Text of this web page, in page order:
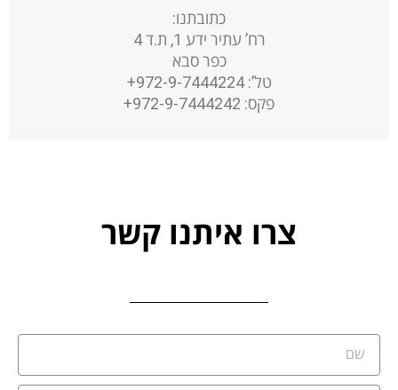
כתובתנו:
רח’ עתיר ידע 1, ת.ד 4
כפר סבא
טל’: 972-9-7444224+
פקס: 972-9-7444242+
צרו איתנו קשר